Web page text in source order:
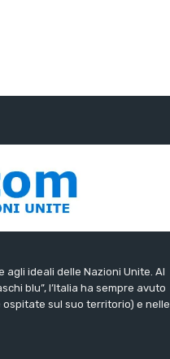
ideali delle Nazioni Unite. Al
blu”, l’Italia ha sempre avuto
ospitate sul suo territorio) e nelle